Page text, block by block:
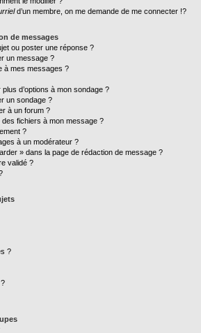
d’un membre, on me demande de me connecter !?
de messages
ou poster une réponse ?
un message ?
à mes messages ?
d’options à mon sondage ?
un sondage ?
à un forum ?
fichiers à mon message ?
?
à un modérateur ?
» dans la page de rédaction de message ?
validé ?
?